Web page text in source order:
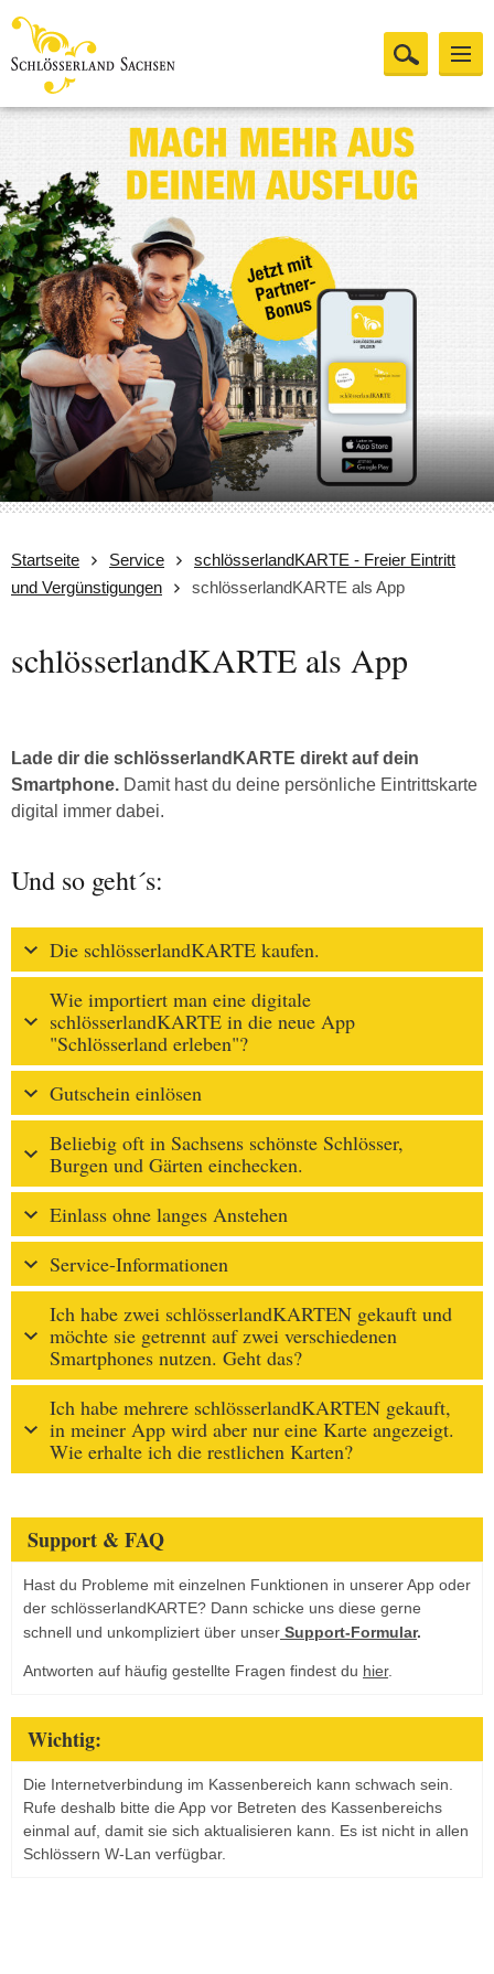
Startseite Service
schlösserlandKARTE - Freier Eintritt
und Vergünstigungen
schlösserlandKARTE als App
schlösserlandKARTE als App
Lade dir die schlösserlandKARTE direkt auf dein
Smartphone. Damit hast du deine persönliche Eintrittskarte
digital immer dabei.
Und so geht´s:
Die schlösserlandKARTE kaufen.
Wie importiert man eine digitale
schlösserlandKARTE in die neue App
"Schlösserland erleben"?
Gutschein einlösen
Beliebig oft in Sachsens schönste Schlösser,
Burgen und Gärten einchecken.
Einlass ohne langes Anstehen
Service-Informationen
Ich habe zwei schlösserlandKARTEN gekauft und
möchte sie getrennt auf zwei verschiedenen
Smartphones nutzen. Geht das?
Ich habe mehrere schlösserlandKARTEN gekauft,
in meiner App wird aber nur eine Karte angezeigt.
Wie erhalte ich die restlichen Karten?
Support & FAQ
Hast du Probleme mit einzelnen Funktionen in unserer App oder
der schlösserlandKARTE? Dann schicke uns diese gerne
schnell und unkompliziert über unser Support-Formular.
Antworten auf häufig gestellte Fragen findest du hier.
Wichtig:
Die Internetverbindung im Kassenbereich kann schwach sein.
Rufe deshalb bitte die App vor Betreten des Kassenbereichs
einmal auf, damit sie sich aktualisieren kann. Es ist nicht in allen
Schlössern W-Lan verfügbar.